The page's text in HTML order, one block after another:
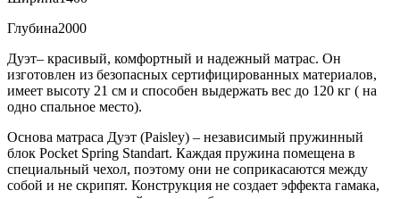
Глубина2000
Дуэт– красивый, комфортный и надежный матрас. Он
изготовлен из безопасных сертифицированных материалов,
имеет высоту 21 см и способен выдержать вес до 120 кг ( на
одно спальное место).
Основа матраса Дуэт (Paisley) – независимый пружинный
блок Pocket Spring Standart. Каждая пружина помещена в
специальный чехол, поэтому они не соприкасаются между
собой и не скрипят. Конструкция не создает эффекта гамака,